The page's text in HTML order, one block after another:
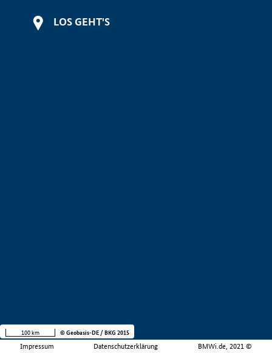
LOS GEHT'S
Impressum Datenschutzerklärung BMWi.de, 2021 ©
100 km © Geobasis-DE / BKG 2015